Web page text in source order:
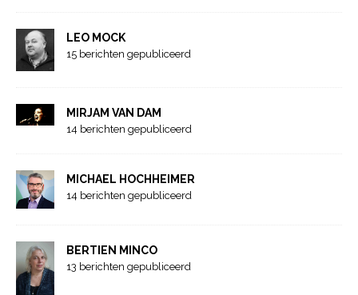
LEO MOCK
15 berichten gepubliceerd
MIRJAM VAN DAM
14 berichten gepubliceerd
MICHAEL HOCHHEIMER
14 berichten gepubliceerd
BERTIEN MINCO
13 berichten gepubliceerd